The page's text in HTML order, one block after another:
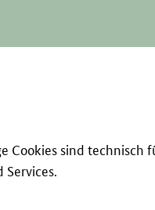
sind technisch